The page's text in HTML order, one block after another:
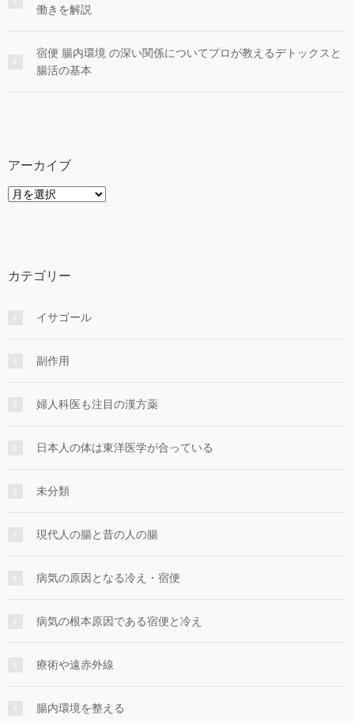
働きを解説
宿便 腸内環境 の深い関係についてプロが教えるデトックスと
腸活の基本
アーカイブ
ア
カテゴリー
イサゴール
副作用
婦人科医も注目の漢方薬
日本人の体は東洋医学が合っている
未分類
現代人の腸と昔の人の腸
病気の原因となる冷え・宿便
病気の根本原因である宿便と冷え
療術や遠赤外線
腸内環境を整える